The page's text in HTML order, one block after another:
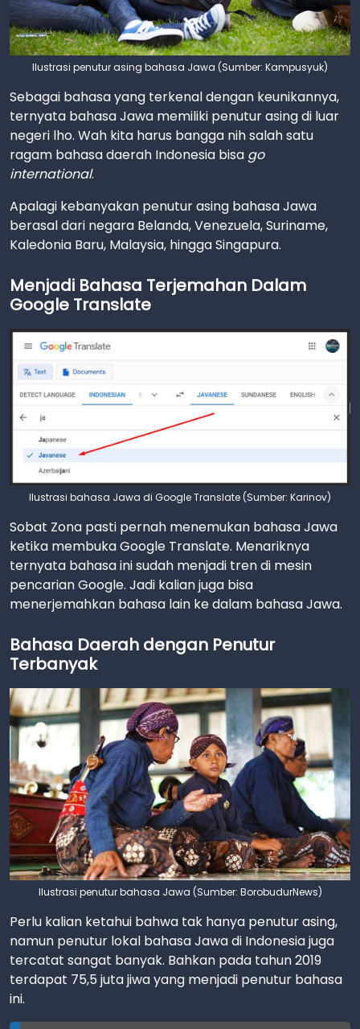
Ilustrasi penutur asing bahasa Jawa (Sumber: Kampusyuk)
Sebagai bahasa yang terkenal dengan keunikannya,
ternyata bahasa Jawa memiliki penutur asing di luar
negeri lho. Wah kita harus bangga nih salah satu
ragam bahasa daerah Indonesia bisa go
international.
Apalagi kebanyakan penutur asing bahasa Jawa
berasal dari negara Belanda, Venezuela, Suriname,
Kaledonia Baru, Malaysia, hingga Singapura.
Menjadi Bahasa Terjemahan Dalam
Google Translate
Ilustrasi bahasa Jawa di Google Translate (Sumber: Karinov)
Sobat Zona pasti pernah menemukan bahasa Jawa
ketika membuka Google Translate. Menariknya
ternyata bahasa ini sudah menjadi tren di mesin
pencarian Google. Jadi kalian juga bisa
menerjemahkan bahasa lain ke dalam bahasa Jawa.
Bahasa Daerah dengan Penutur
Terbanyak
Ilustrasi penutur bahasa Jawa (Sumber: BorobudurNews)
Perlu kalian ketahui bahwa tak hanya penutur asing,
namun penutur lokal bahasa Jawa di Indonesia juga
tercatat sangat banyak. Bahkan pada tahun 2019
terdapat 75,5 juta jiwa yang menjadi penutur bahasa
ini.